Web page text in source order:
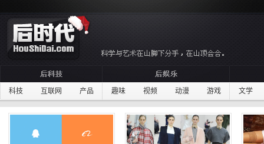
科技 互联网 产品 趣味 视频 动漫 游戏 文学